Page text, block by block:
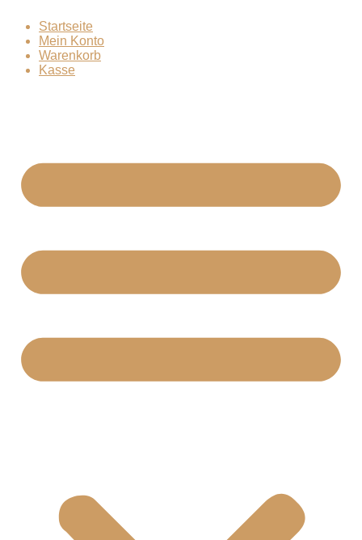
Inhalt
springen
Startseite
Mein Konto
Warenkorb
Kasse